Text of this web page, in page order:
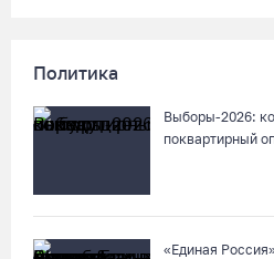
Политика
Выборы-2026:
поквартирный
«Единая